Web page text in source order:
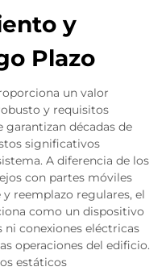
y
Plazo
un valor
y requisitos
décadas de
significativos
A diferencia de los
con partes móviles
reemplazo regulares, el
como un dispositivo
conexiones eléctricas
operaciones del edificio.
estáticos